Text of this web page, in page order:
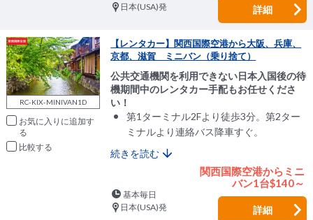
日本(USA)発
詳細
RC-KIX-MINIVAN1D
お気に入りに追加
比較
【レンタカー】関西国際空港から大阪、兵庫、
京都、滋賀 ミニバン（乗り捨て）
公共交通機関を利用できない日本入国後の待
機期間中のレンタカー手配もお任せくださ
い！
第1ターミナル2Fより徒歩3分。第2ター
ミナルより連絡バス降車すぐ。
続きを読む
関西国際空港からミニ
バン1台$140～
基本毎日
日本(USA)発
詳細